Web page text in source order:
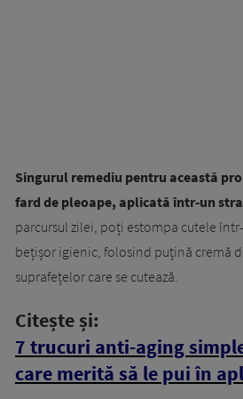
Singurul remediu pentru această
fard de pleoape, aplicată într-un
parcursul zilei, poți estompa cutele
bețișor igienic, folosind puțină cremă
suprafețelor care se cutează.
Citește și:
7 trucuri anti-aging
care merită să le pui în